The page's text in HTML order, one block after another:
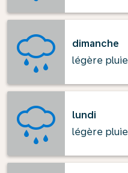
dimanche
légère pluie
lundi
légère pluie